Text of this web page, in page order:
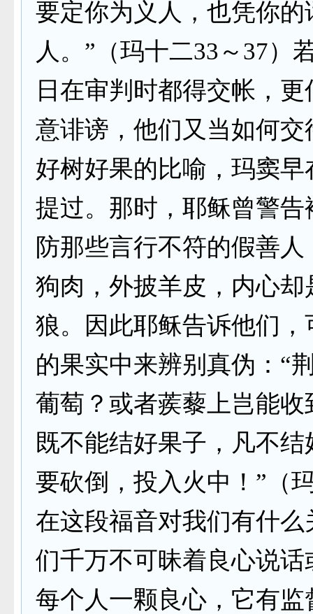
要定你为义人，也凭你
人。”（玛十二33～37）
日在审判时都得交帐，
意诽谤，他们又当如何交
好树好果的比喻，玛窦
提过。那时，耶稣曾警
防那些言行不符的假善
狗肉，外披羊皮，内心
狼。因此耶稣告诉他们
的果实中来辨别真伪：“
葡萄？或者蒺藜上岂能
既不能结好果子，凡不
要砍倒，投入火中！”（
在这段福音对我们有什
们千万不可昧着良心说
每个人一颗良心，它有